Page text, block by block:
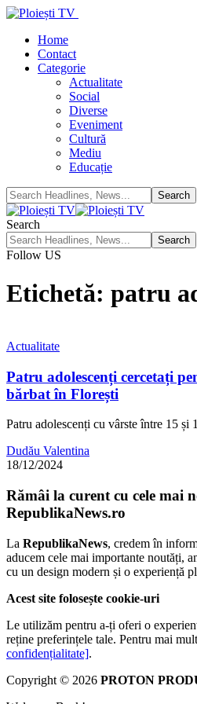
Home
Contact
Categorie
Actualitate
Social
Diverse
Eveniment
Cultură
Mediu
Educație
Search
Follow US
Etichetă: patru
Actualitate
Patru adolescenți cercetați
bărbat în Florești
Patru adolescenți cu vârste între 15
Dudău Valentina
18/12/2024
Rămâi la curent cu cele mai
RepublikaNews.ro
La RepublikaNews, credem în
aducem cele mai importante noutăți,
cu un design modern și o experiență
Acest site folosește cookie-uri
Le utilizăm pentru a-ți oferi o
reține preferințele tale. Pentru mai
confidențialitate].
Copyright © 2026 PROTON